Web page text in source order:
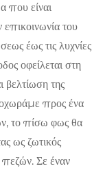
που είναι
επικοινωνία του
έως τις λυχνίες
οφείλεται στη
της
προς ένα
το πίσω φως θα
ως ζωτικός
Σε έναν